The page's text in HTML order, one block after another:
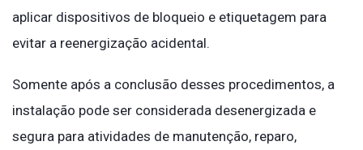
aplicar dispositivos de bloqueio e etiquetagem para
evitar a reenergização acidental.
Somente após a conclusão desses procedimentos, a
instalação pode ser considerada desenergizada e
segura para atividades de manutenção, reparo,